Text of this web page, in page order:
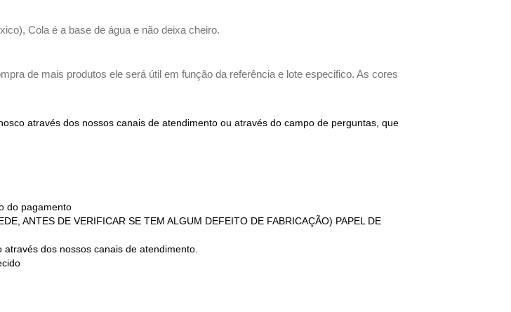
Cola é a base de água e não deixa cheiro.
de mais produtos ele será útil em função da referência e lote especifico. As cores
através dos nossos canais de atendimento ou através do campo de perguntas, que
do pagamento
ANTES DE VERIFICAR SE TEM ALGUM DEFEITO DE FABRICAÇÃO) PAPEL DE
dos nossos canais de atendimento.